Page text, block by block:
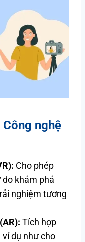
nghệ
Cho phép
khám phá
nghiệm tương
Tích hợp
ví dụ như cho